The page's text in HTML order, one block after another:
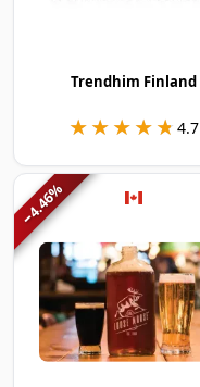
Trendhim Finland
★★★★★
★★★★★ 4.7
−
4.46
%